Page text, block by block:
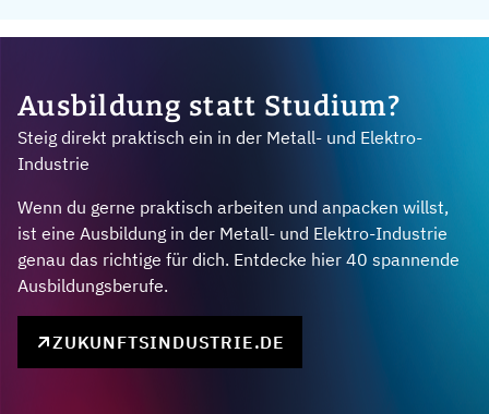
Ausbildung statt Studium?
Steig direkt praktisch ein in der Metall- und Elektro-
Industrie
Wenn du gerne praktisch arbeiten und anpacken willst,
ist eine Ausbildung in der Metall- und Elektro-Industrie
genau das richtige für dich. Entdecke hier 40 spannende
Ausbildungsberufe.
ZUKUNFTSINDUSTRIE.DE